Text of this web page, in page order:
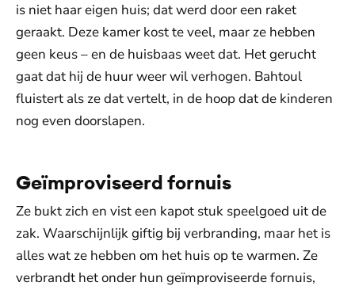
is niet haar eigen huis; dat werd door een raket
geraakt. Deze kamer kost te veel, maar ze hebben
geen keus – en de huisbaas weet dat. Het gerucht
gaat dat hij de huur weer wil verhogen. Bahtoul
fluistert als ze dat vertelt, in de hoop dat de kinderen
nog even doorslapen.
Geïmproviseerd fornuis
Ze bukt zich en vist een kapot stuk speelgoed uit de
zak. Waarschijnlijk giftig bij verbranding, maar het is
alles wat ze hebben om het huis op te warmen. Ze
verbrandt het onder hun geïmproviseerde fornuis,